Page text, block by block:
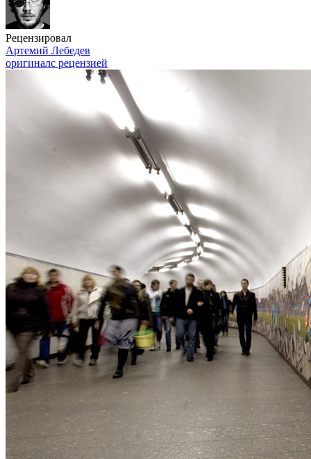
Рецензировал
Артемий Лебедев
оригиналс рецензией